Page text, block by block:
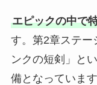
エピックの中で
す。第2章ステー
ンクの短剣」と
備となっています